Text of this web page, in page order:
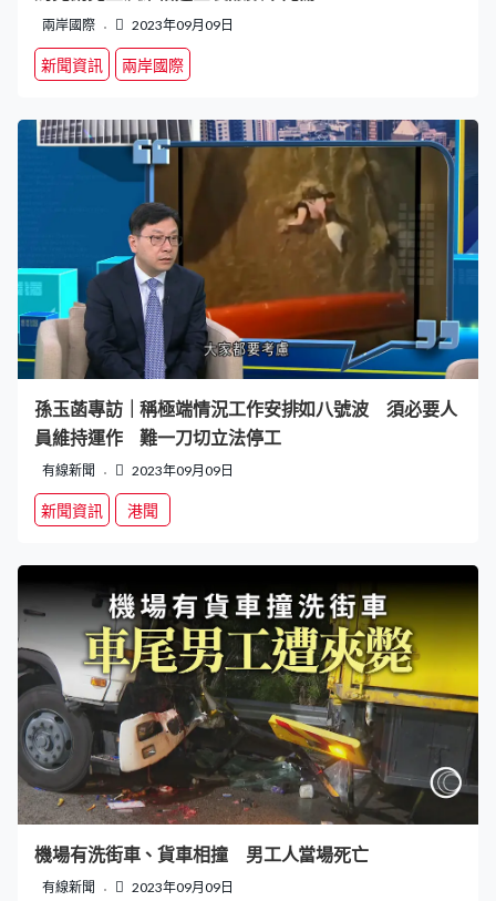
兩岸國際 2023年09月09日
新聞資訊 兩岸國際
孫玉菡專訪｜稱極端情況工作安排如八號波 須必要人
員維持運作 難一刀切立法停工
有線新聞 2023年09月09日
新聞資訊 港聞
機場有洗街車、貨車相撞 男工人當場死亡
有線新聞 2023年09月09日